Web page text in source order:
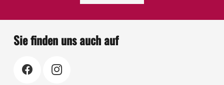
Sie finden uns auch auf